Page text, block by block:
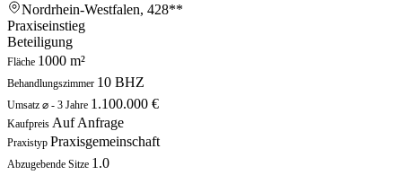
Nordrhein-Westfalen, 428**
Praxiseinstieg
Beteiligung
Fläche 1000 m²
Behandlungszimmer 10 BHZ
Umsatz ⌀ - 3 Jahre 1.100.000 €
Kaufpreis Auf Anfrage
Praxistyp Praxisgemeinschaft
Abzugebende Sitze 1.0